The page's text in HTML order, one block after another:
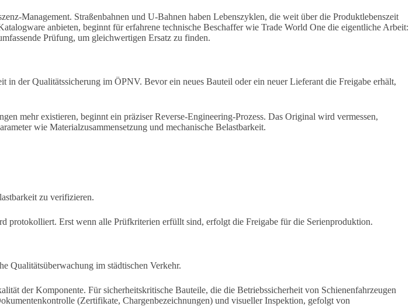
Management. Straßenbahnen und U-Bahnen haben Lebenszyklen, die weit über die Produktlebenszeit
anbieten, beginnt für erfahrene technische Beschaffer wie Trade World One die eigentliche Arbeit:
Prüfung, um gleichwertigen Ersatz zu finden.
der Qualitätssicherung im ÖPNV. Bevor ein neues Bauteil oder ein neuer Lieferant die Freigabe erhält,
mehr existieren, beginnt ein präziser Reverse-Engineering-Prozess. Das Original wird vermessen,
wie Materialzusammensetzung und mechanische Belastbarkeit.
zu verifizieren.
protokolliert. Erst wenn alle Prüfkriterien erfüllt sind, erfolgt die Freigabe für die Serienproduktion.
Qualitätsüberwachung im städtischen Verkehr.
der Komponente. Für sicherheitskritische Bauteile, die die Betriebssicherheit von Schienenfahrzeugen
(Zertifikate, Chargenbezeichnungen) und visueller Inspektion, gefolgt von